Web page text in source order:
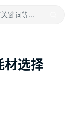
材选择